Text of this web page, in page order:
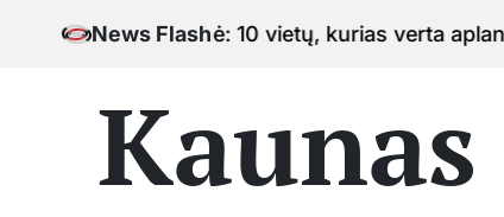
News Flash
10 vietų, kurias verta aplankyti keliaujant po